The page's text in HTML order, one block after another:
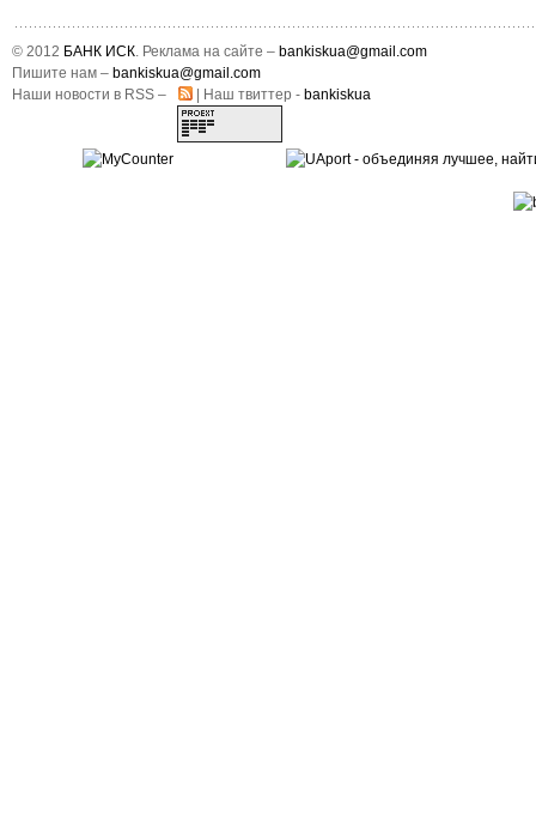
© 2012 БАНК ИСК. Реклама на сайте – bankiskua@gmail.com
Пишите нам – bankiskua@gmail.com
Наши новости в RSS –
| Наш твиттер - bankiskua